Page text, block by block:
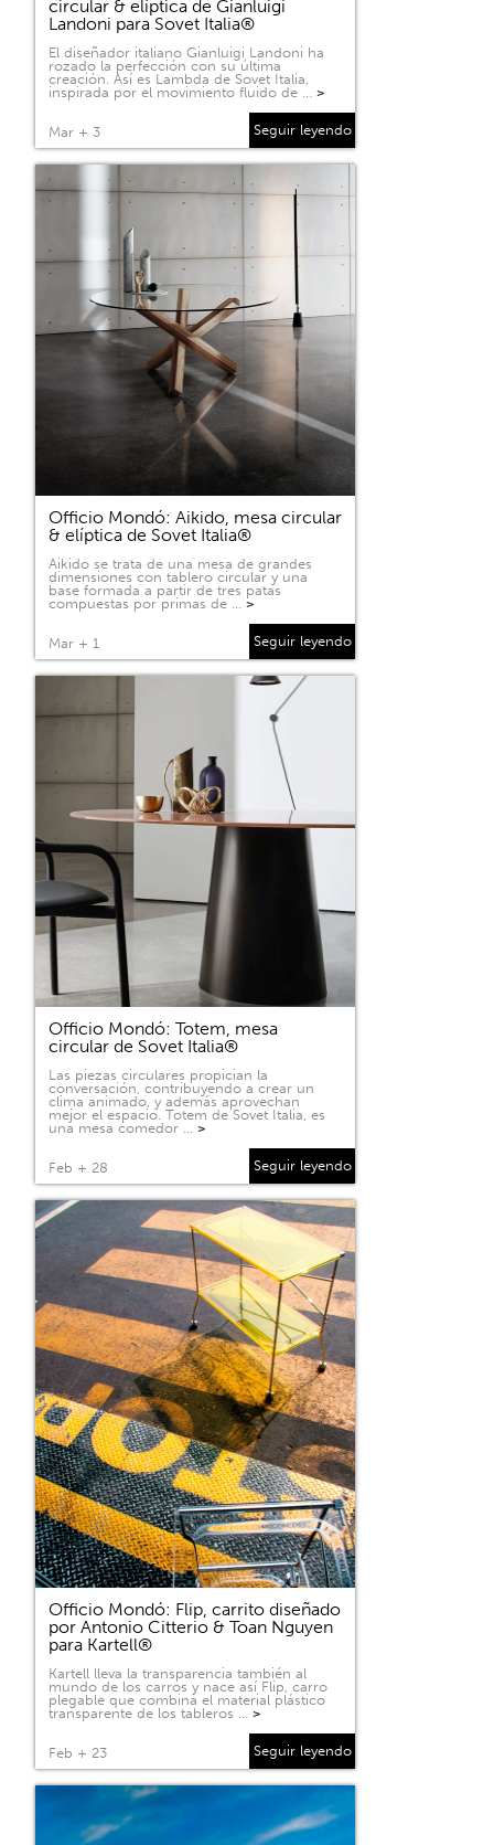
circular & elíptica de Gianluigi
Landoni para Sovet Italia®
El diseñador italiano Gianluigi Landoni ha
rozado la perfección con su última
creación. Así es Lambda de Sovet Italia,
inspirada por el movimiento fluido de … >
Mar + 3 Seguir leyendo
Officio Mondó: Aikido, mesa circular
& elíptica de Sovet Italia®
Aikido se trata de una mesa de grandes
dimensiones con tablero circular y una
base formada a partir de tres patas
compuestas por primas de … >
Mar + 1 Seguir leyendo
Officio Mondó: Totem, mesa
circular de Sovet Italia®
Las piezas circulares propician la
conversación, contribuyendo a crear un
clima animado, y además aprovechan
mejor el espacio. Totem de Sovet Italia, es
una mesa comedor … >
Feb + 28 Seguir leyendo
Officio Mondó: Flip, carrito diseñado
por Antonio Citterio & Toan Nguyen
para Kartell®
Kartell lleva la transparencia también al
mundo de los carros y nace así Flip, carro
plegable que combina el material plástico
transparente de los tableros … >
Feb + 23 Seguir leyendo